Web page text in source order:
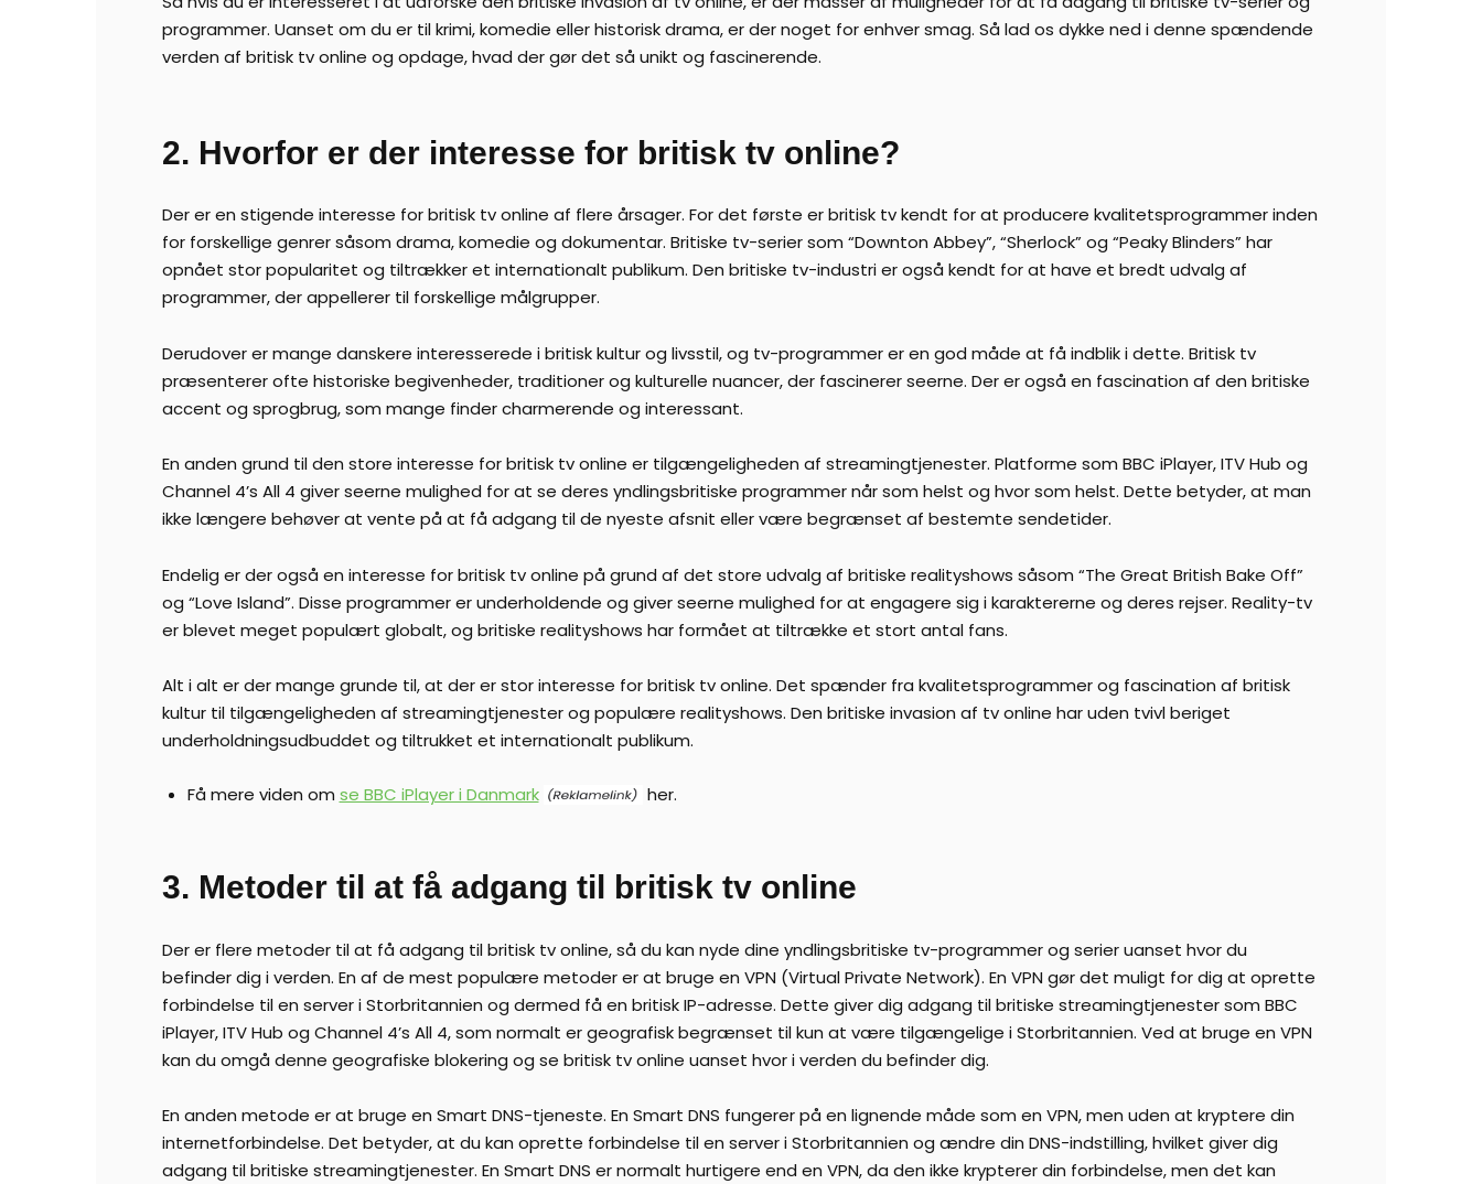
programmer. Uanset om du er til krimi, komedie eller historisk drama, er der noget for enhver smag. Så lad os dykke ned i denne spændende
verden af britisk tv online og opdage, hvad der gør det så unikt og fascinerende.
2. Hvorfor er der interesse for britisk tv online?
Der er en stigende interesse for britisk tv online af flere årsager. For det første er britisk tv kendt for at producere kvalitetsprogrammer inden
for forskellige genrer såsom drama, komedie og dokumentar. Britiske tv-serier som “Downton Abbey”, “Sherlock” og “Peaky Blinders” har
opnået stor popularitet og tiltrækker et internationalt publikum. Den britiske tv-industri er også kendt for at have et bredt udvalg af
programmer, der appellerer til forskellige målgrupper.
Derudover er mange danskere interesserede i britisk kultur og livsstil, og tv-programmer er en god måde at få indblik i dette. Britisk tv
præsenterer ofte historiske begivenheder, traditioner og kulturelle nuancer, der fascinerer seerne. Der er også en fascination af den britiske
accent og sprogbrug, som mange finder charmerende og interessant.
En anden grund til den store interesse for britisk tv online er tilgængeligheden af streamingtjenester. Platforme som BBC iPlayer, ITV Hub og
Channel 4’s All 4 giver seerne mulighed for at se deres yndlingsbritiske programmer når som helst og hvor som helst. Dette betyder, at man
ikke længere behøver at vente på at få adgang til de nyeste afsnit eller være begrænset af bestemte sendetider.
Endelig er der også en interesse for britisk tv online på grund af det store udvalg af britiske realityshows såsom “The Great British Bake Off”
og “Love Island”. Disse programmer er underholdende og giver seerne mulighed for at engagere sig i karaktererne og deres rejser. Reality-tv
er blevet meget populært globalt, og britiske realityshows har formået at tiltrække et stort antal fans.
Alt i alt er der mange grunde til, at der er stor interesse for britisk tv online. Det spænder fra kvalitetsprogrammer og fascination af britisk
kultur til tilgængeligheden af streamingtjenester og populære realityshows. Den britiske invasion af tv online har uden tvivl beriget
underholdningsudbuddet og tiltrukket et internationalt publikum.
Få mere viden om se BBC iPlayer i Danmark her.
3. Metoder til at få adgang til britisk tv online
Der er flere metoder til at få adgang til britisk tv online, så du kan nyde dine yndlingsbritiske tv-programmer og serier uanset hvor du
befinder dig i verden. En af de mest populære metoder er at bruge en VPN (Virtual Private Network). En VPN gør det muligt for dig at oprette
forbindelse til en server i Storbritannien og dermed få en britisk IP-adresse. Dette giver dig adgang til britiske streamingtjenester som BBC
iPlayer, ITV Hub og Channel 4’s All 4, som normalt er geografisk begrænset til kun at være tilgængelige i Storbritannien. Ved at bruge en VPN
kan du omgå denne geografiske blokering og se britisk tv online uanset hvor i verden du befinder dig.
En anden metode er at bruge en Smart DNS-tjeneste. En Smart DNS fungerer på en lignende måde som en VPN, men uden at kryptere din
internetforbindelse. Det betyder, at du kan oprette forbindelse til en server i Storbritannien og ændre din DNS-indstilling, hvilket giver dig
adgang til britiske streamingtjenester. En Smart DNS er normalt hurtigere end en VPN, da den ikke krypterer din forbindelse, men det kan